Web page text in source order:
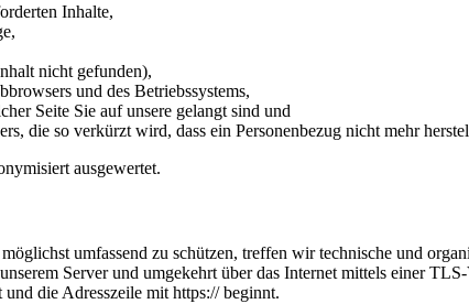
Inhalte,
nicht gefunden),
und des Betriebssystems,
Seite Sie auf unsere gelangt sind und
die so verkürzt wird, dass ein Personenbezug nicht mehr
ausgewertet.
umfassend zu schützen, treffen wir technische und
Server und umgekehrt über das Internet mittels einer
die Adresszeile mit https:// beginnt.